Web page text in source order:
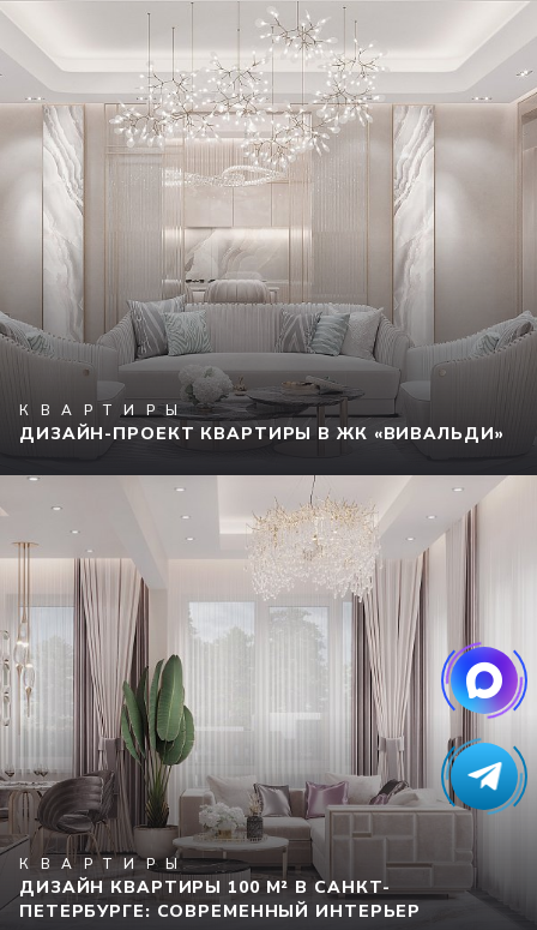
КВАРТИРЫ
ДИЗАЙН-ПРОЕКТ КВАРТИРЫ В ЖК «ВИВАЛЬДИ»
КВАРТИРЫ
ДИЗАЙН КВАРТИРЫ 100 М² В САНКТ-
ПЕТЕРБУРГЕ: СОВРЕМЕННЫЙ ИНТЕРЬЕР